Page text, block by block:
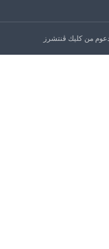
من كليك ڤنتشرز